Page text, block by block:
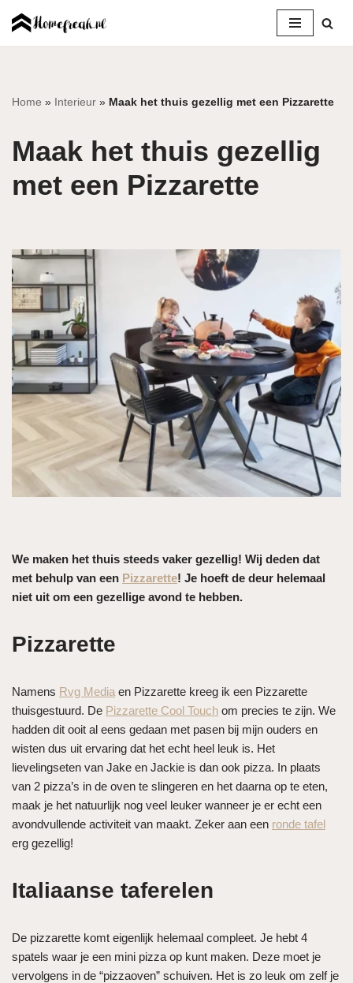
inhoud
Home » Interieur » Maak het thuis gezellig met een Pizzarette
Maak het thuis gezellig
met een Pizzarette
We maken het thuis steeds vaker gezellig! Wij deden dat
met behulp van een Pizzarette! Je hoeft de deur helemaal
niet uit om een gezellige avond te hebben.
Pizzarette
Namens Rvg Media en Pizzarette kreeg ik een Pizzarette
thuisgestuurd. De Pizzarette Cool Touch om precies te zijn. We
hadden dit ooit al eens gedaan met pasen bij mijn ouders en
wisten dus uit ervaring dat het echt heel leuk is. Het
lievelingseten van Jake en Jackie is dan ook pizza. In plaats
van 2 pizza’s in de oven te slingeren en het daarna op te eten,
maak je het natuurlijk nog veel leuker wanneer je er echt een
avondvullende activiteit van maakt. Zeker aan een ronde tafel
erg gezellig!
Italiaanse taferelen
De pizzarette komt eigenlijk helemaal compleet. Je hebt 4
spatels waar je een mini pizza op kunt maken. Deze moet je
vervolgens in de “pizzaoven” schuiven. Het is zo leuk om zelf je